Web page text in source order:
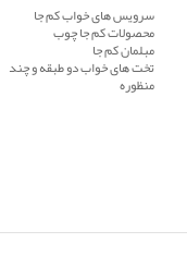
سرویس های خواب کم جا
محصولات کم جا چوب
مبلمان کم جا
تخت های خواب دو طبقه و چند
منظوره